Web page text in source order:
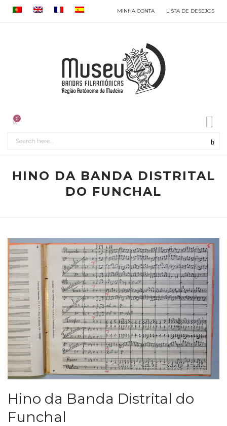
MINHA CONTA LISTA DE DESEJOS
0
HINO DA BANDA DISTRITAL
DO FUNCHAL
Hino da Banda Distrital do
Funchal